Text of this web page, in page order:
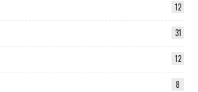
12
31
12
8